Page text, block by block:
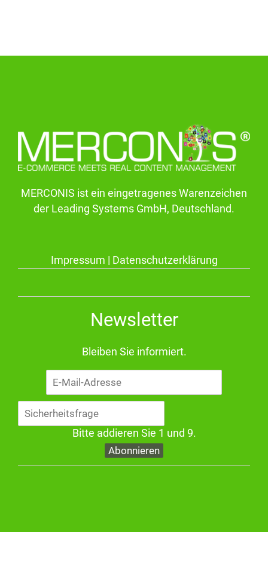
MERCONIS ist ein eingetragenes Warenzeichen
der Leading Systems GmbH, Deutschland.
Impressum | Datenschutzerklärung
Newsletter
Bleiben Sie informiert.
E-
Mail-
Adresse
Bitte addieren Sie 1 und 9.